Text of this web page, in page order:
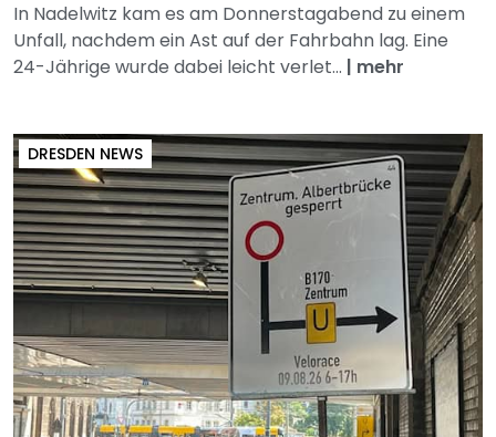
In Nadelwitz kam es am Donnerstagabend zu einem
Unfall, nachdem ein Ast auf der Fahrbahn lag. Eine
24-Jährige wurde dabei leicht verlet... | mehr
DRESDEN NEWS